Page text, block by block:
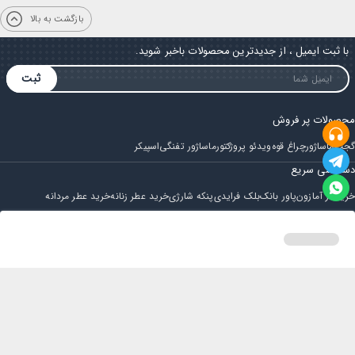
بازگشت به بالا
با ثبت ایمیل ، از جدیدترین محصولات باخبر شوید.
ثبت
محصولات پر فروش
گجتماساژورچراغ قوهویدئو پروژکتورماساژور تفنگیاسپیکر
دسترسی سریع
خرید از آمازونپاور بانکبلک فرایدیپنکه شارژیخرید عطر زنانهخرید عطر مردانه
مجله ایران باباحساب کاربری